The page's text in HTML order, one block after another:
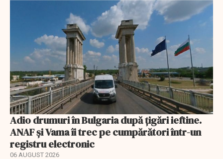
Adio drumuri în Bulgaria după țigări ieftine.
ANAF și Vama îi trec pe cumpărători într-un
registru electronic
06 AUGUST 2026